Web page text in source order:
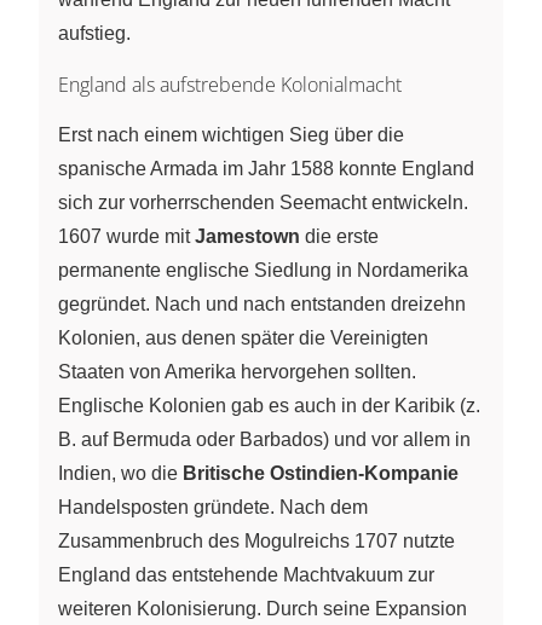
aufstieg.
England als aufstrebende Kolonialmacht
Erst nach einem wichtigen Sieg über die
spanische Armada im Jahr 1588 konnte England
sich zur vorherrschenden Seemacht entwickeln.
1607 wurde mitJamestown die erste
permanente englische Siedlung in Nordamerika
gegründet. Nach und nach entstanden dreizehn
Kolonien, aus denen später die Vereinigten
Staaten von Amerika hervorgehen sollten.
Englische Kolonien gab es auch in der Karibik (z.
B. auf Bermuda oder Barbados) und vor allem in
Indien, wo die Britische Ostindien-Kompanie
Handelsposten gründete. Nach dem
Zusammenbruch des Mogulreichs 1707 nutzte
England das entstehende Machtvakuum zur
weiteren Kolonisierung. Durch seine Expansion